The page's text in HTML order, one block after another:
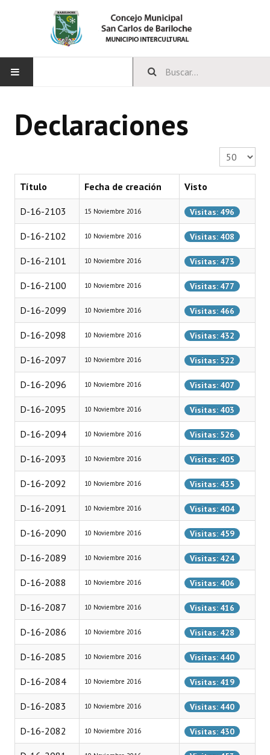
CONCEJO
Integrantes del Concejo
Comisiones Permanentes
Comisiones Especiales
Concejales Mandato Cumplido
Programas
LEGISLACIÓN
Constitución Nacional
Constitución Provincial
Carta Orgánica 2007
Reglamento Interno
Digesto
Organigrama
DOCUMENTOS
Informes de Gestión
Proyectos Presentados
Dictámenes Asesoría Letrada
Actas de Sesión
Informes de Unidad Coordinadora
Ejecución Presupuestaria
Actas de Audiencias Públicas
NORMATIVA
Comunicaciones
Declaraciones
Declaraciones
Cantidad a
Título Fecha de creación Visto
D-16-2103 15 Noviembre 2016 Visitas: 496
D-16-2102 10 Noviembre 2016 Visitas: 408
D-16-2101 10 Noviembre 2016 Visitas: 473
D-16-2100 10 Noviembre 2016 Visitas: 477
D-16-2099 10 Noviembre 2016 Visitas: 466
D-16-2098 10 Noviembre 2016 Visitas: 432
D-16-2097 10 Noviembre 2016 Visitas: 522
D-16-2096 10 Noviembre 2016 Visitas: 407
D-16-2095 10 Noviembre 2016 Visitas: 403
D-16-2094 10 Noviembre 2016 Visitas: 526
D-16-2093 10 Noviembre 2016 Visitas: 405
D-16-2092 10 Noviembre 2016 Visitas: 435
D-16-2091 10 Noviembre 2016 Visitas: 404
D-16-2090 10 Noviembre 2016 Visitas: 459
D-16-2089 10 Noviembre 2016 Visitas: 424
D-16-2088 10 Noviembre 2016 Visitas: 406
D-16-2087 10 Noviembre 2016 Visitas: 416
D-16-2086 10 Noviembre 2016 Visitas: 428
D-16-2085 10 Noviembre 2016 Visitas: 440
D-16-2084 10 Noviembre 2016 Visitas: 419
D-16-2083 10 Noviembre 2016 Visitas: 440
D-16-2082 10 Noviembre 2016 Visitas: 430